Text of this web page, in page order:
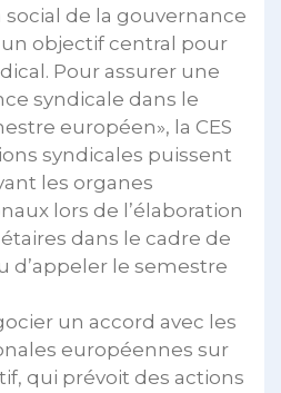
social de la gouvernance
objectif central pour
Pour assurer une
syndicale dans le
européen», la CES
syndicales puissent
les organes
lors de l’élaboration
dans le cadre de
d’appeler le semestre
un accord avec les
européennes sur
qui prévoit des actions